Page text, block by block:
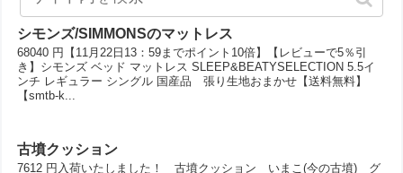
シモンズ/SIMMONSのマットレス
68040 円【11月22日13：59までポイント10倍】【レビューで5％引
き】シモンズ ベッド マットレス SLEEP&BEATYSELECTION 5.5イ
ンチ レギュラー シングル 国産品 張り生地おまかせ【送料無料】
【smtb-k...
古墳クッション
7612 円入荷いたしました！ 古墳クッション いまこ(今の古墳) グ